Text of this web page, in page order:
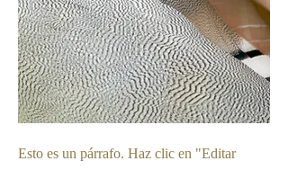
Esto es un párrafo. Haz clic en "Editar